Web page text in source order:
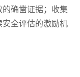
确凿证据；收集
全评估的激励机